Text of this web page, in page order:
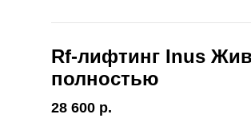
Rf-лифтинг Inus
полностью
28 600 р.